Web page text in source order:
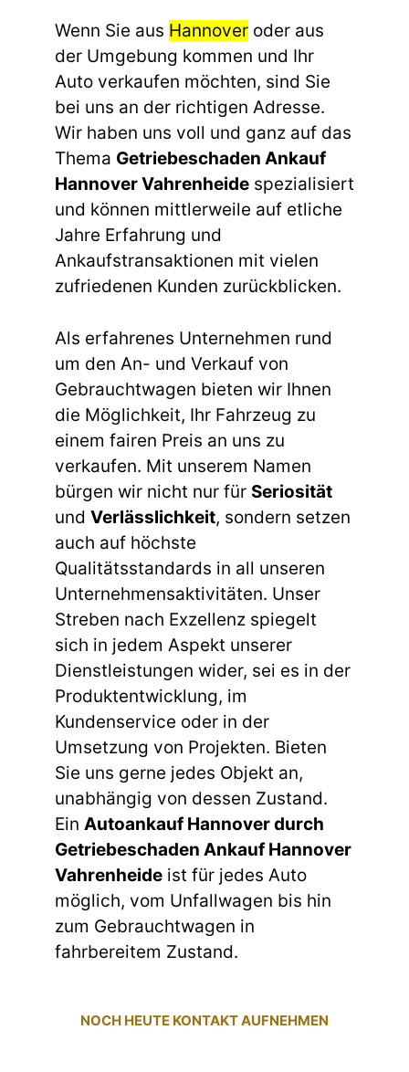
Wenn Sie aus Hannover oder aus
der Umgebung kommen und Ihr
Auto verkaufen möchten, sind Sie
bei uns an der richtigen Adresse.
Wir haben uns voll und ganz auf das
Thema Getriebeschaden Ankauf
Hannover Vahrenheide spezialisiert
und können mittlerweile auf etliche
Jahre Erfahrung und
Ankaufstransaktionen mit vielen
zufriedenen Kunden zurückblicken.
Als erfahrenes Unternehmen rund
um den An- und Verkauf von
Gebrauchtwagen bieten wir Ihnen
die Möglichkeit, Ihr Fahrzeug zu
einem fairen Preis an uns zu
verkaufen. Mit unserem Namen
bürgen wir nicht nur für Seriosität
und Verlässlichkeit, sondern setzen
auch auf höchste
Qualitätsstandards in all unseren
Unternehmensaktivitäten. Unser
Streben nach Exzellenz spiegelt
sich in jedem Aspekt unserer
Dienstleistungen wider, sei es in der
Produktentwicklung, im
Kundenservice oder in der
Umsetzung von Projekten. Bieten
Sie uns gerne jedes Objekt an,
unabhängig von dessen Zustand.
Ein Autoankauf Hannover durch
Getriebeschaden Ankauf Hannover
Vahrenheide ist für jedes Auto
möglich, vom Unfallwagen bis hin
zum Gebrauchtwagen in
fahrbereitem Zustand.
NOCH HEUTE KONTAKT AUFNEHMEN